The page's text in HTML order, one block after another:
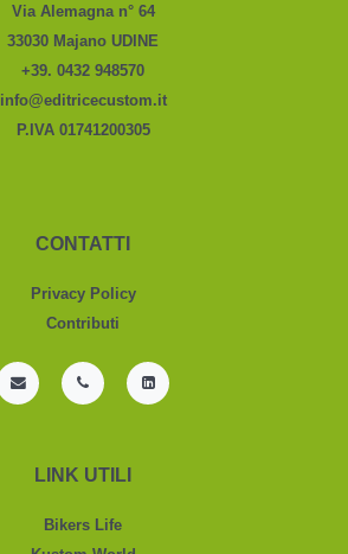
Via Alemagna n° 64
33030 Majano UDINE
+39. 0432 948570
info@editricecustom.it
P.IVA 01741200305
CONTATTI
Privacy Policy
Contributi
LINK UTILI
Bikers Life